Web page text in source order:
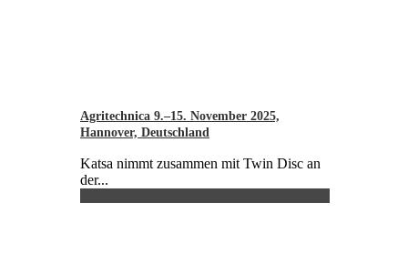
Agritechnica 9.–15. November 2025,
Hannover, Deutschland
Katsa nimmt zusammen mit Twin Disc an
der...